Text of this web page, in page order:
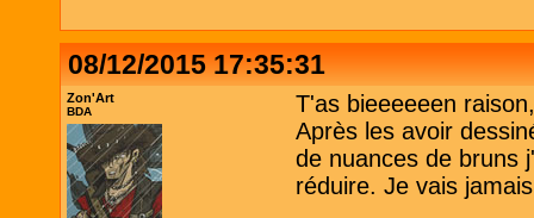
08/12/2015 17:35:31
Zon'Art
BDA
T'as bieeeeeen
Après les avoir
de nuances de bruns
réduire. Je vais